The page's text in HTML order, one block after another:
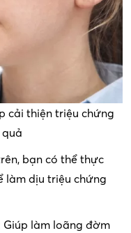
cải thiện triệu chứng
quả
bạn có thể thực
làm dịu triệu chứng
Giúp làm loãng đờm